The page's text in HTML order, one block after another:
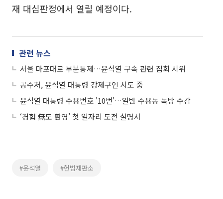
재 대심판정에서 열릴 예정이다.
관련 뉴스
서울 마포대로 부분통제…윤석열 구속 관련 집회 시위
공수처, 윤석열 대통령 강제구인 시도 중
윤석열 대통령 수용번호 '10번'…일반 수용동 독방 수감
‘경험 無도 환영’ 첫 일자리 도전 설명서
#윤석열 #헌법재판소